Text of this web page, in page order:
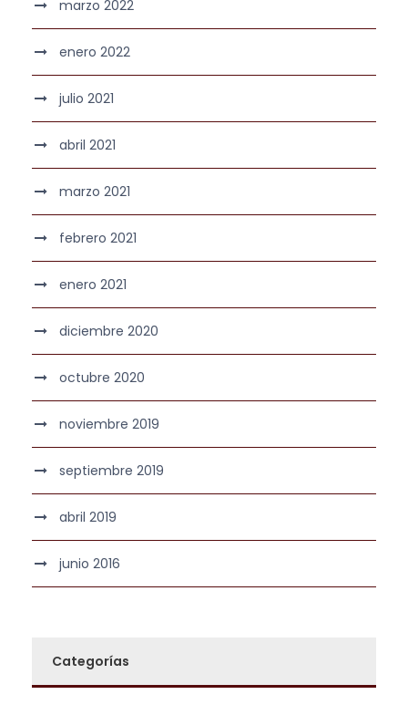
marzo 2022
enero 2022
julio 2021
abril 2021
marzo 2021
febrero 2021
enero 2021
diciembre 2020
octubre 2020
noviembre 2019
septiembre 2019
abril 2019
junio 2016
Categorías